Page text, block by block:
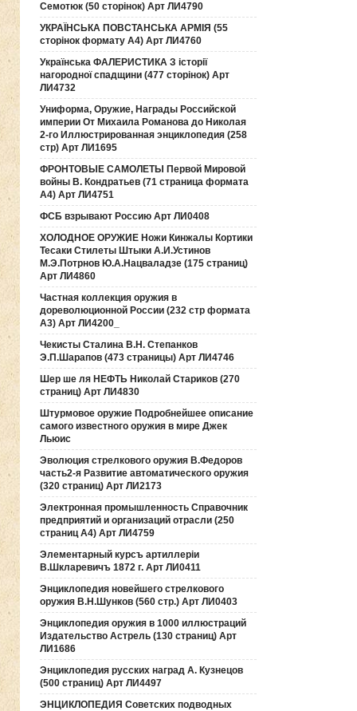
Семотюк (50 сторінок) Арт ЛИ4790
УКРАЇНСЬКА ПОВСТАНСЬКА АРМІЯ (55
сторінок формату А4) Арт ЛИ4760
Українська ФАЛЕРИСТИКА З історії
нагородної спадщини (477 сторінок) Арт
ЛИ4732
Униформа, Оружие, Награды Российской
империи От Михаила Романова до Николая
2-го Иллюстрированная энциклопедия (258
стр) Арт ЛИ1695
ФРОНТОВЫЕ САМОЛЕТЫ Первой Мировой
войны В. Кондратьев (71 страница формата
А4) Арт ЛИ4751
ФСБ взрывают Россию Арт ЛИ0408
ХОЛОДНОЕ ОРУЖИЕ Ножи Кинжалы Кортики
Тесаки Стилеты Штыки А.И.Устинов
М.Э.Потрнов Ю.А.Нацваладзе (175 страниц)
Арт ЛИ4860
Частная коллекция оружия в
дореволюционной России (232 стр формата
А3) Арт ЛИ4200_
Чекисты Сталина В.Н. Степанков
Э.П.Шарапов (473 страницы) Арт ЛИ4746
Шер ше ля НЕФТЬ Николай Стариков (270
страниц) Арт ЛИ4830
Штурмовое оружие Подробнейшее описание
самого известного оружия в мире Джек
Льюис
Эволюция стрелкового оружия В.Федоров
часть2-я Развитие автоматического оружия
(320 страниц) Арт ЛИ2173
Электронная промышленность Справочник
предприятий и организаций отрасли (250
страниц А4) Арт ЛИ4759
Элементарный курсъ артиллерiи
В.Шкларевичъ 1872 г. Арт ЛИ0411
Энциклопедия новейшего стрелкового
оружия В.Н.Шунков (560 стр.) Арт ЛИ0403
Энциклопедия оружия в 1000 иллюстраций
Издательство Астрель (130 страниц) Арт
ЛИ1686
Энциклопедия русских наград А. Кузнецов
(500 страниц) Арт ЛИ4497
ЭНЦИКЛОПЕДИЯ Советских подводных